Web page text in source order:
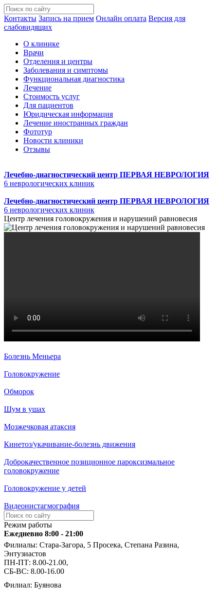
Контакты Запись на прием Онлайн оплата Версия для
слабовидящих
О клинике
Врачи
Отделения и центры
Заболевания и симптомы
Функциональная диагностика
Лечение
Стоимость услуг
Для пациентов
Юридическая информация
Лечение иностранных граждан
Фототур
Новости клиники
Отзывы
Лечебно-диагностический центр ПЕРВАЯ НЕВРОЛОГИЯ
6 неврологических клиник
Лечебно-диагностический центр ПЕРВАЯ НЕВРОЛОГИЯ
6 неврологических клиник
Центр лечения головокружения и нарушений равновесия
Болезнь Меньера
Головокружение
Обморок
Шум в ушах
Мозжечковая атаксия
Кинетоз/укачивание-болезнь движения
Доброкачественное позиционное пароксизмальное
головокружение
Головокружение у детей
Видеонистагмография
Режим работы
Ежедневно 8:00 - 21:00
Филиалы: Стара-Загора, 5 Просека, Степана Разина,
Энтузиастов
ПН-ПТ: 8.00-21.00,
СБ-ВС: 8.00-16.00
Филиал: Буянова